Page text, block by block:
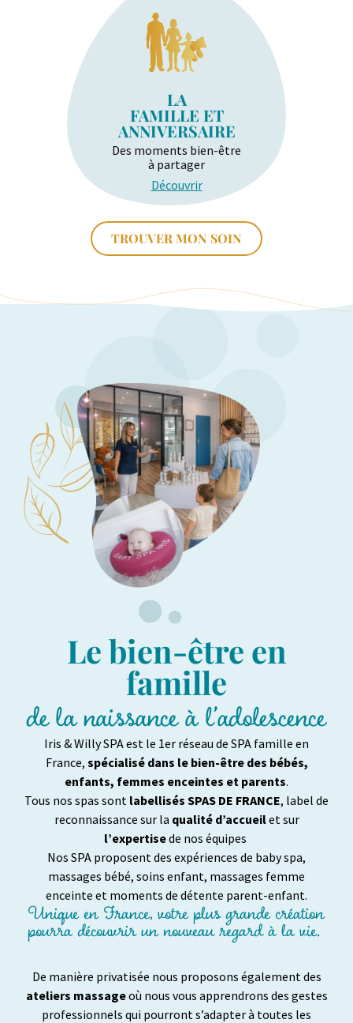
LA
FAMILLE ET
ANNIVERSAIRE
Des moments bien-être
à partager
Découvrir
TROUVER MON SOIN
Le bien-être en
famille
de la naissance à l’adolescence
Iris & Willy SPA est le 1er réseau de SPA famille en
France, spécialisé dans le bien-être des bébés,
enfants, femmes enceintes et parents.
Tous nos spas sont labellisés SPAS DE FRANCE, label de
reconnaissance sur la qualité d’accueilet sur
l’expertisede nos équipes
Nos SPA proposent des expériences de baby spa,
massages bébé, soins enfant, massages femme
enceinte et moments de détente parent-enfant.
Unique en France, votre plus grande création
pourra découvrir un nouveau regard à la vie.
De manière privatisée nous proposons également des
ateliers massageoù nous vous apprendrons des gestes
professionnels qui pourront s’adapter à toutes les